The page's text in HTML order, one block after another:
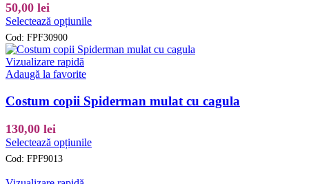
în
produsului.
50,00 lei
Selectează opțiunileAcest
are
mai
Opțiunile
pot
în
Cod: FPF30900
Vizualizare rapidă
Adaugă la favorite
Costum copii Spiderman mulat cu cagula
130,00 lei
Selectează opțiunileAcest
Cod: FPF9013